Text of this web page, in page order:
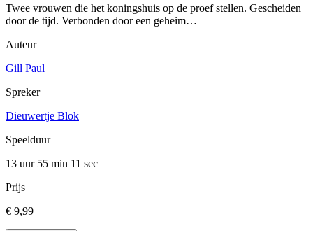
Twee vrouwen die het koningshuis op de proef stellen. Gescheiden
door de tijd. Verbonden door een geheim…
Auteur
Gill Paul
Spreker
Dieuwertje Blok
Speelduur
13 uur 55 min 11 sec
Prijs
€ 9,99